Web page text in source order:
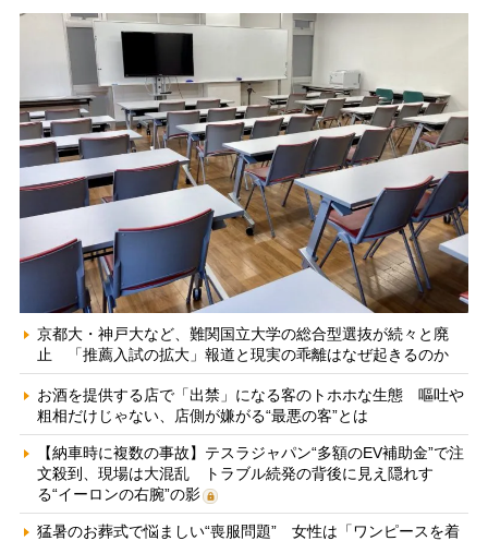
京都大・神戸大など、難関国立大学の総合型選抜が続々と廃
止 「推薦入試の拡大」報道と現実の乖離はなぜ起きるのか
お酒を提供する店で「出禁」になる客のトホホな生態 嘔吐や
粗相だけじゃない、店側が嫌がる“最悪の客”とは
【納車時に複数の事故】テスラジャパン“多額のEV補助金”で注
文殺到、現場は大混乱 トラブル続発の背後に見え隠れす
る“イーロンの右腕”の影
猛暑のお葬式で悩ましい“喪服問題” 女性は「ワンピースを着